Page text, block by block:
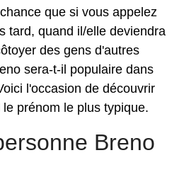
que si vous appelez
tard, quand il/elle deviendra
des gens d'autres
sera-t-il populaire dans
l'occasion de découvrir
prénom le plus typique.
Breno